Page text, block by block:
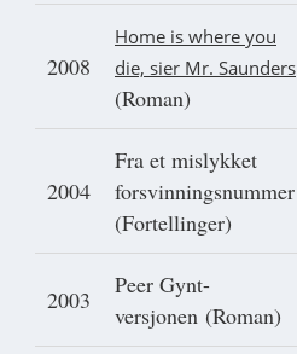
2008
Home is where you
die, sier Mr. Saunders
(Roman)
2004
Fra et mislykket
forsvinningsnummer
(Fortellinger)
2003
Peer Gynt-
versjonen (Roman)